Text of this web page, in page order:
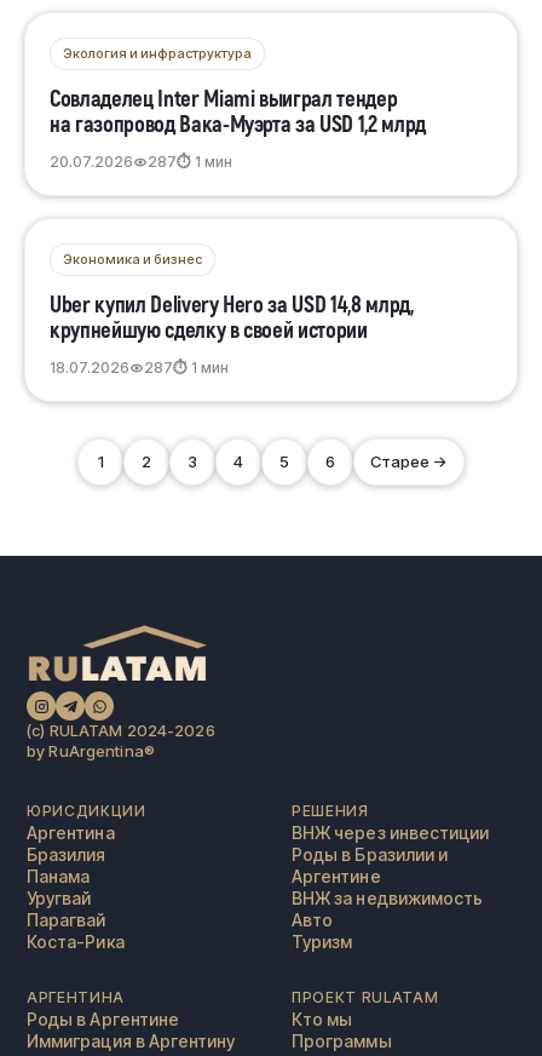
Экология и инфраструктура
Совладелец Inter Miami выиграл тендер
на газопровод Вака-Муэрта за USD 1,2 млрд
20.07.2026 287⏱ 1 мин
Экономика и бизнес
Uber купил Delivery Hero за USD 14,8 млрд,
крупнейшую сделку в своей истории
18.07.2026 287⏱ 1 мин
1 2 3 4 5 6 Старее →
(c) RULATAM 2024-2026
by RuArgentina®️
ЮРИСДИКЦИИ
Аргентина
Бразилия
Панама
Уругвай
Парагвай
Коста-Рика
РЕШЕНИЯ
ВНЖ через инвестиции
Роды в Бразилии и
Аргентине
ВНЖ за недвижимость
Авто
Туризм
АРГЕНТИНА
Роды в Аргентине
Иммиграция в Аргентину
ПРОЕКТ RULATAM
Кто мы
Программы